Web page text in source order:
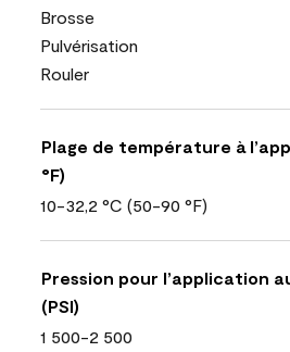
Brosse
Pulvérisation
Rouler
Plage de température à
°F)
10-32,2 °C (50-90 °F)
Pression pour l’application
(PSI)
1 500-2 500